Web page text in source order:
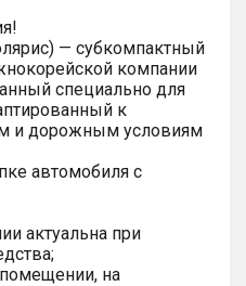
— субкомпактный
компании
специально для
к
и дорожным условиям
автомобиля с
актуальна при
на